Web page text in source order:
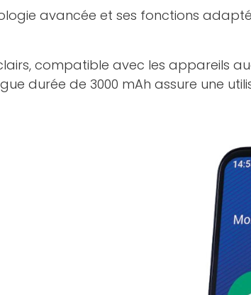
avancée et ses fonctions
compatible avec les appareils
durée de 3000 mAh assure une